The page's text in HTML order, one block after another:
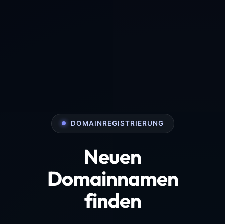
DOMAINREGISTRIERUNG
Neuen
Domainnamen
finden